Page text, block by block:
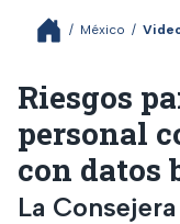
/ México /
Riesgos
personal
con datos
La